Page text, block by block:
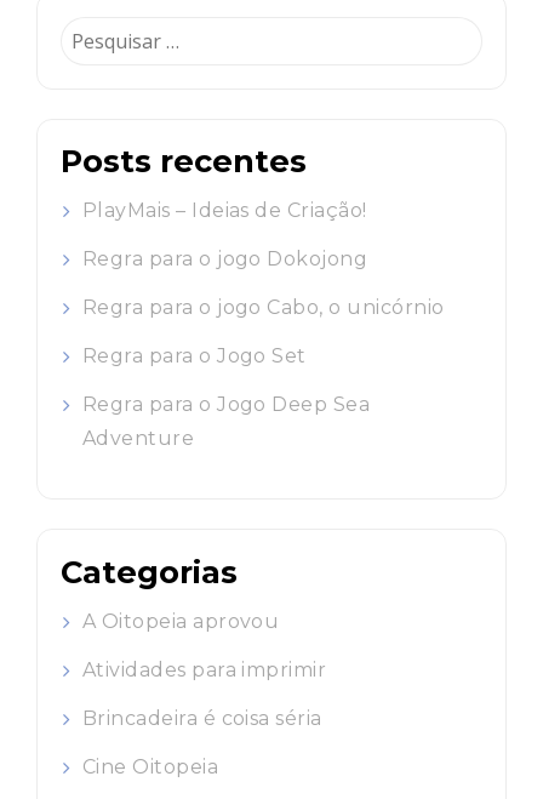
Pesquisar
Posts recentes
PlayMais – Ideias de Criação!
Regra para o jogo Dokojong
Regra para o jogo Cabo, o unicórnio
Regra para o Jogo Set
Regra para o Jogo Deep Sea
Adventure
Categorias
A Oitopeia aprovou
Atividades para imprimir
Brincadeira é coisa séria
Cine Oitopeia